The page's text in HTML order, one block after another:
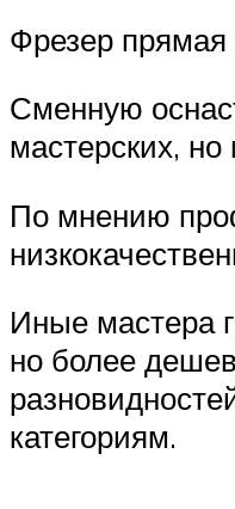
Фрезер
Сменную
мастерских,
По мнению
Иные мастера
но более
категориям.